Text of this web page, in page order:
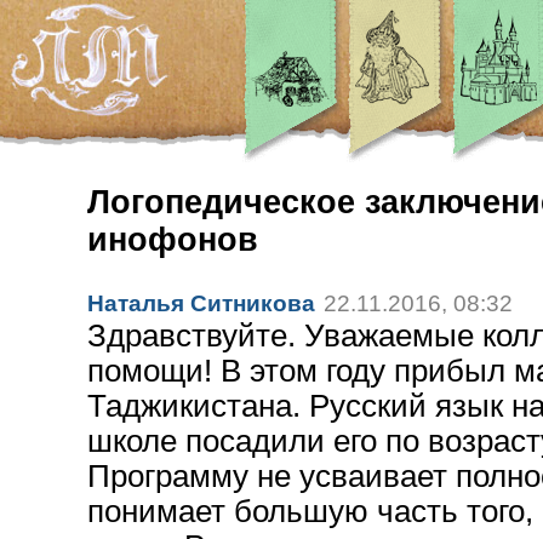
Логопедическое
инофонов
Наталья Ситникова 22.11.2016, 08:32
Здравствуйте. Уважаемые
помощи! В этом году прибыл
Таджикистана. Русский язык
школе посадили его по
Программу не усваивает
понимает большую часть